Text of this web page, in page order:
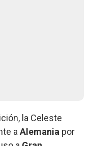
la Celeste
a Alemania por